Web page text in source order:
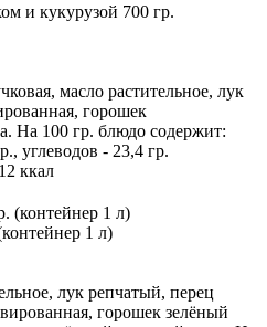
и кукурузой 700 гр.
масло растительное, лук
горошек
На 100 гр. блюдо содержит:
углеводов - 23,4 гр.
ккал
1 л)
лук репчатый, перец
горошек зелёный